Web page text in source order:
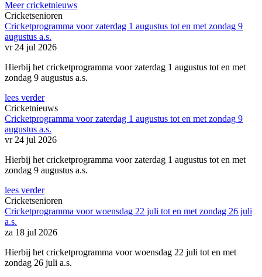
Meer cricketnieuws
Cricketsenioren
Cricketprogramma voor zaterdag 1 augustus tot en met zondag 9
augustus a.s.
vr 24 jul 2026
Hierbij het cricketprogramma voor zaterdag 1 augustus tot en met
zondag 9 augustus a.s.
lees verder
Cricketnieuws
Cricketprogramma voor zaterdag 1 augustus tot en met zondag 9
augustus a.s.
vr 24 jul 2026
Hierbij het cricketprogramma voor zaterdag 1 augustus tot en met
zondag 9 augustus a.s.
lees verder
Cricketsenioren
Cricketprogramma voor woensdag 22 juli tot en met zondag 26 juli
a.s.
za 18 jul 2026
Hierbij het cricketprogramma voor woensdag 22 juli tot en met
zondag 26 juli a.s.